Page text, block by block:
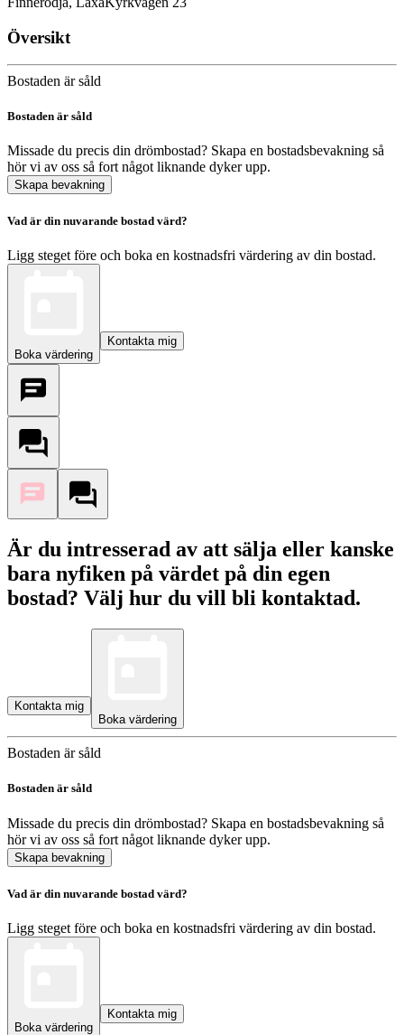
Översikt
Bostaden är såld
Bostaden är såld
Missade du precis din drömbostad? Skapa en bostadsbevakning så
hör vi av oss så fort något liknande dyker upp.
Skapa bevakning
Vad är din nuvarande bostad värd?
Ligg steget före och boka en kostnadsfri värdering av din bostad.
Boka värdering
Kontakta mig
Är du intresserad av att sälja eller kanske
bara nyfiken på värdet på din egen
bostad? Välj hur du vill bli kontaktad.
Kontakta mig
Boka värdering
Bostaden är såld
Bostaden är såld
Missade du precis din drömbostad? Skapa en bostadsbevakning så
hör vi av oss så fort något liknande dyker upp.
Skapa bevakning
Vad är din nuvarande bostad värd?
Ligg steget före och boka en kostnadsfri värdering av din bostad.
Boka värdering
Kontakta mig